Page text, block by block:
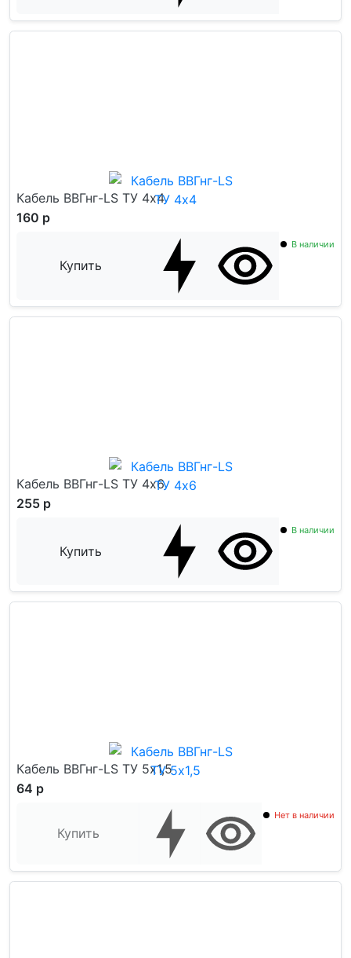
Кабель ВВГнг-LS ТУ 4x4
160 р
Купить
В наличии
Кабель ВВГнг-LS ТУ 4x6
255 р
Купить
В наличии
Кабель ВВГнг-LS ТУ 5x1,5
64 р
Купить
Нет в наличии